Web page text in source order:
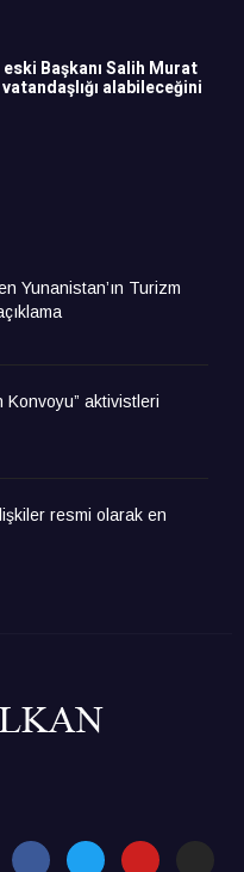
Başkanı Salih Murat
alabileceğini
Yunanistan’ın Turizm
Konvoyu” aktivistleri
resmi olarak en